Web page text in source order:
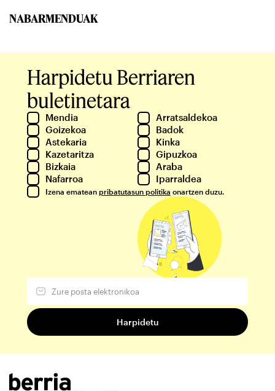
NABARMENDUAK
Harpidetu Berriaren
buletinetara
Mendia
Arratsaldekoa
Goizekoa
Badok
Astekaria
Kinka
Kazetaritza
Gipuzkoa
Bizkaia
Araba
Nafarroa
Iparraldea
Izena ematean pribatutasun politika onartzen duzu.